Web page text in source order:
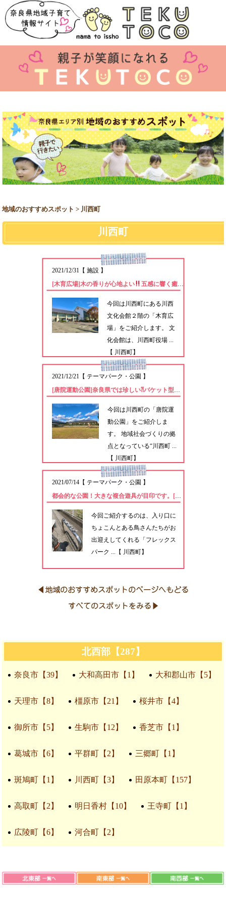
地域のおすすめスポット > 川西町
川西町
2021/12/31【 施設】
[木育広場]木の香りが心地よい
五感に響く癒しの屋内無料開放スペース。
今回は川西町にある川西
文化会館２階の「木育広
場」をご紹介します。 文
化会館は、川西町役場 ...
【 川西町】
2021/12/21【 テーマパーク・公園 】
[唐院運動公園]奈良県では珍しい⁈バケット型ブランコのある公園
今回は川西町の「唐院運
動公園」をご紹介しま
す。 地域社会づくりの拠
点となっている“川西町 ...
【 川西町】
2021/07/14【 テーマパーク・公園 】
都会的な公園！大きな複合遊具が目印です。[フレックスパーク]
今回ご紹介するのは、入り口に
ちょこんとある鳥さんたちがお
出迎えしてくれる「フレックス
パーク ...【 川西町】
北西部【287】
奈良市【39】 大和高田市【1】 大和郡山市【5】
天理市【8】 橿原市【21】 桜井市【4】
御所市【5】 生駒市【12】 香芝市【1】
葛城市【6】 平群町【2】 三郷町【1】
斑鳩町【1】 川西町【3】 田原本町【157】
高取町【2】 明日香村【10】 王寺町【1】
広陵町【6】 河合町【2】